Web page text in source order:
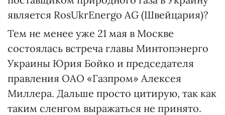
является RosUkrEnergo AG (Швейцария)?
Тем не менее уже 21 мая в Москве
состоялась встреча главы Минтопэнерго
Украины Юрия Бойко и председателя
правления ОАО «Газпром» Алексея
Миллера. Дальше просто цитирую, так как
таким сленгом выражаться не принято.